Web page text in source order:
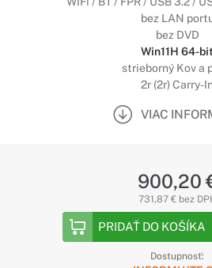
bez LAN
bez DVD
Win11H 64-bit
strieborný Kov a
2r (2r) Carry-In
VIAC
900,20
731,87 € bez
PRIDAŤ DO KOŠÍKA
Dostupnosť: